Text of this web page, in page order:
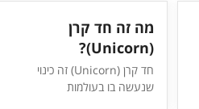
מה זה חד קרן
(Unicorn)?
חד קרן (Unicorn) זה כינוי
שנעשה בו בעולמות